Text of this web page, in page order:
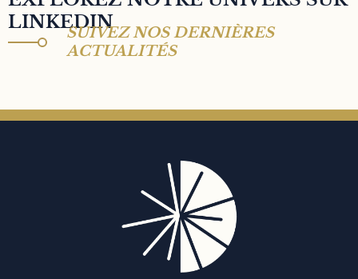
LINKEDINSUIVEZ NOS DERNIÈRES
ACTUALITÉS